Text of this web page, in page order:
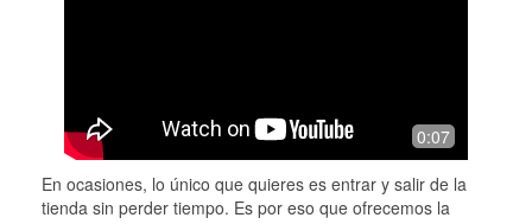
0:07
En ocasiones, lo único que quieres es entrar y salir de la
tienda sin perder tiempo. Es por eso que ofrecemos la